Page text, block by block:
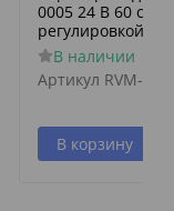
0005 24 В 60
регулировкой по
В наличии
Артикул RVM-
В корзину